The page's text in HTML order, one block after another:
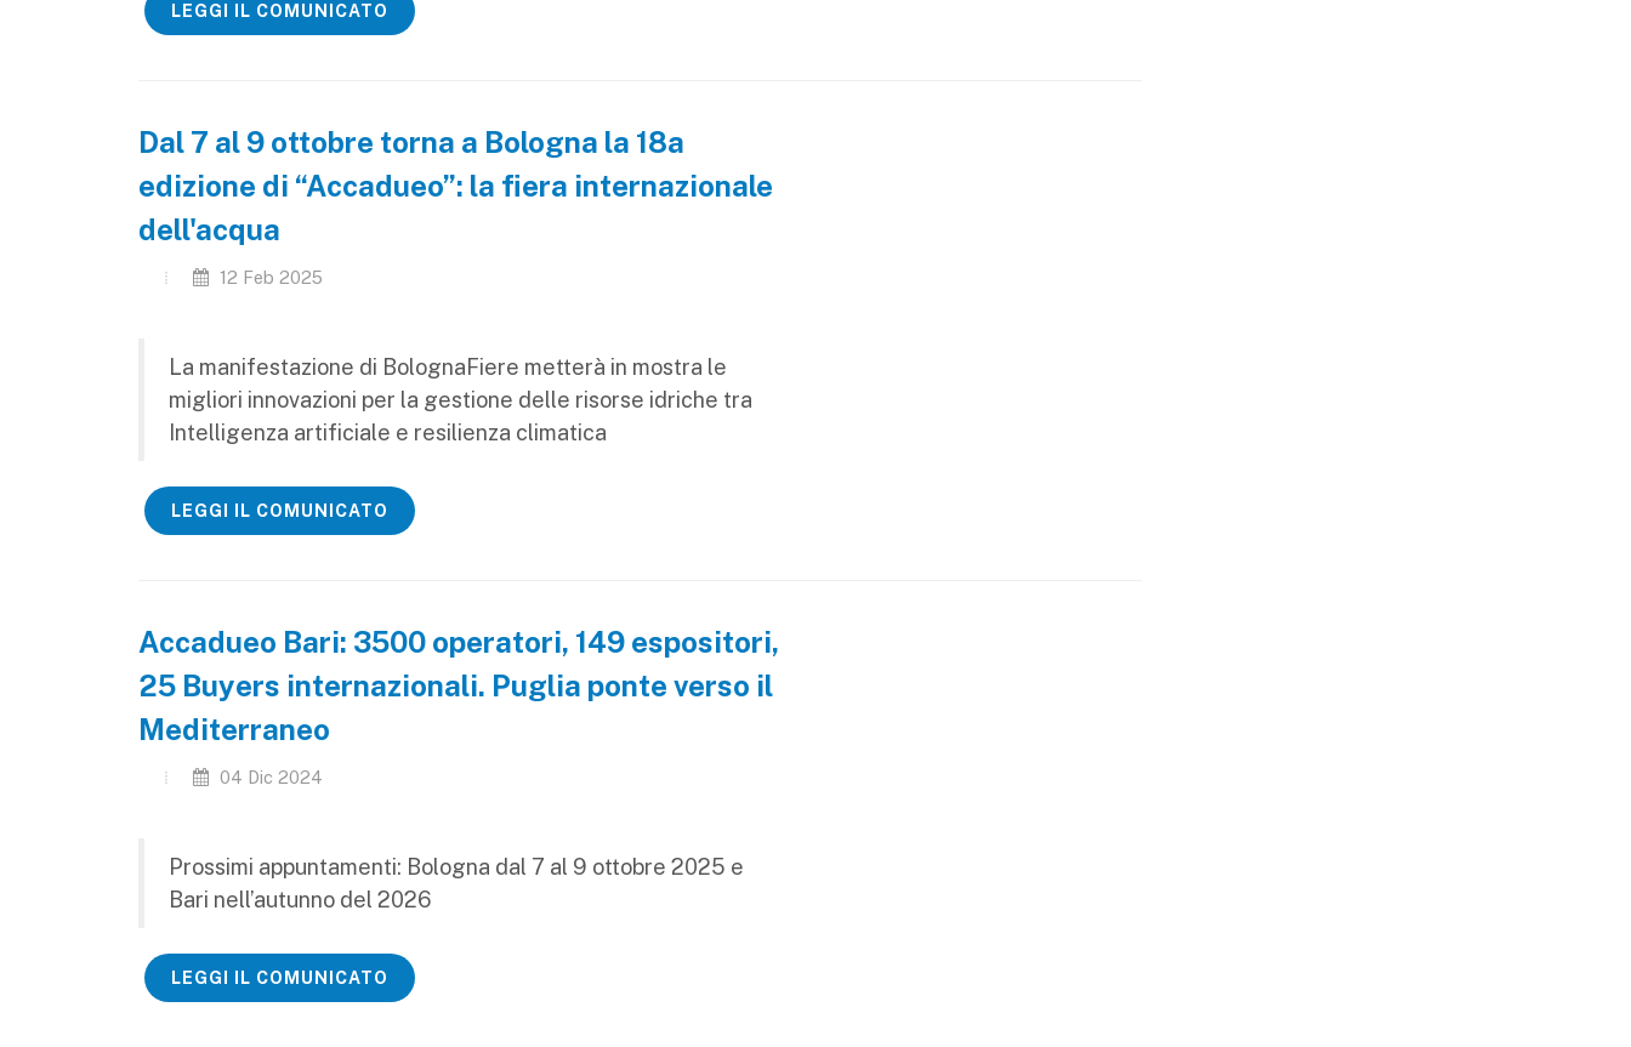
LEGGI IL COMUNICATO
Dal 7 al 9 ottobre torna a Bologna la 18a
edizione di “Accadueo”: la fiera internazionale
dell'acqua
12 Feb 2025
La manifestazione di BolognaFiere metterà in mostra le
migliori innovazioni per la gestione delle risorse idriche tra
Intelligenza artificiale e resilienza climatica
LEGGI IL COMUNICATO
Accadueo Bari: 3500 operatori, 149 espositori,
25 Buyers internazionali. Puglia ponte verso il
Mediterraneo
04 Dic 2024
Prossimi appuntamenti: Bologna dal 7 al 9 ottobre 2025 e
Bari nell’autunno del 2026
LEGGI IL COMUNICATO